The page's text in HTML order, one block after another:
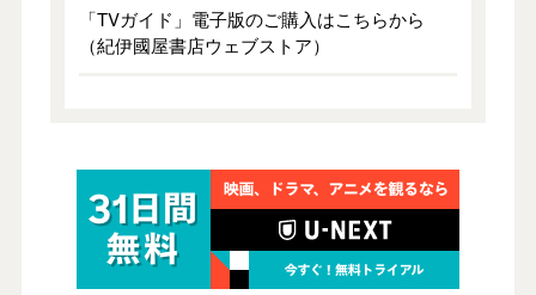
「TVガイド」電子版のご購入はこちらから
（紀伊國屋書店ウェブストア）